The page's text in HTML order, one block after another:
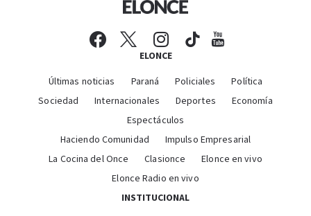
ELONCE
Últimas noticias Paraná Policiales
Política
Sociedad
Internacionales Deportes
Economía
Espectáculos
Haciendo Comunidad
Impulso Empresarial
La Cocina del Once
Clasionce
Elonce en vivo
Elonce Radio en vivo
INSTITUCIONAL